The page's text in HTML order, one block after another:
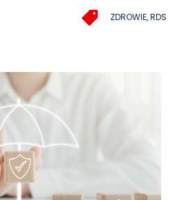
ZDROWIE,RDS